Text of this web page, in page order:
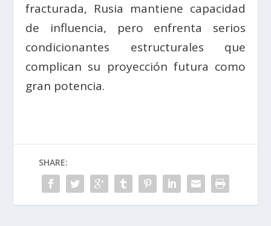
fracturada, Rusia mantiene capacidad
de influencia, pero enfrenta serios
condicionantes estructurales que
complican su proyección futura como
gran potencia.
SHARE: